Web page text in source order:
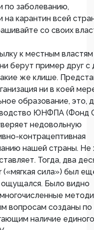
по заболеванию,
карантин всей
со своих
к местным властям
берут пример друг с
же клише.
ни в коей
образование, это,
ЮНФПА (Фонд
недовольную
контрацептивная
нашей страны. Не
Тогда, два
сила») был
ощущался. Было видно
вопросам созданы
наличие единого